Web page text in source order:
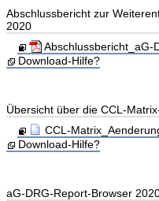
Abschlussbericht zur
2020
Abschlussbericht_aG-
Download-Hilfe?
Übersicht über die CCL-
CCL-
Download-Hilfe?
aG-DRG-Report-Browser